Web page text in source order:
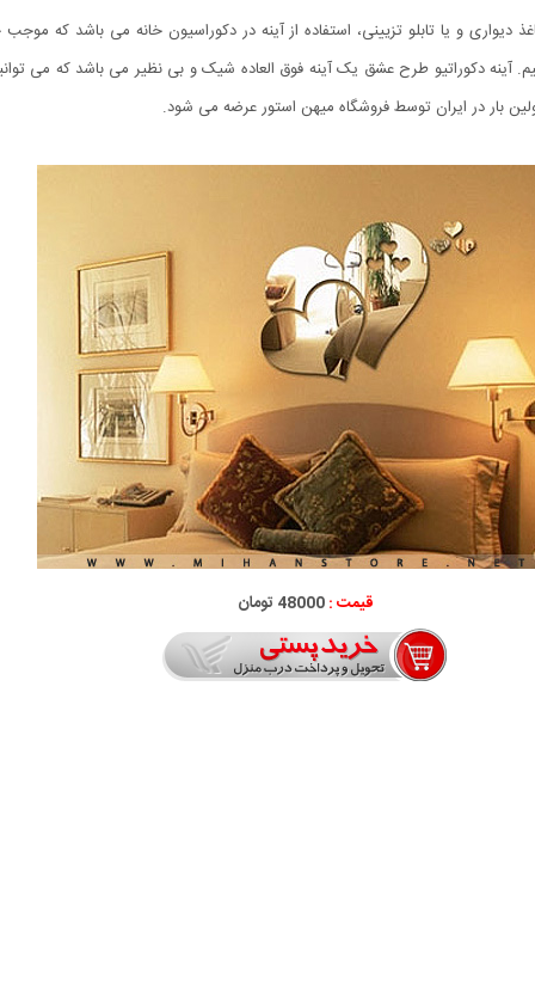
دیواری و یا تابلو تزیینی، استفاده از آینه در دکوراسیون خانه می باشد که
دکوراتیو طرح عشق یک آینه فوق العاده شیک و بی نظیر می باشد که می توانید
بار در ایران توسط فروشگاه میهن استور عرضه می شود.
قیمت :48000 تومان